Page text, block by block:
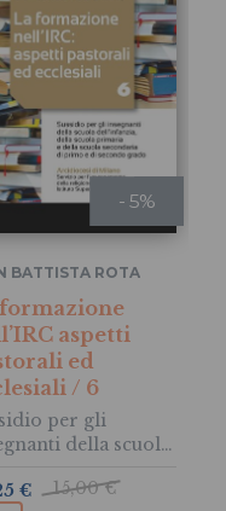
- 5%
BATTISTA ROTA
aspetti
ed
/ 6
per gli
della scuola
primaria e della
15,00 €
€